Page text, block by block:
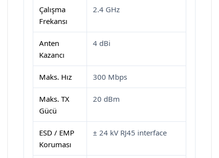
Çalışma
Frekansı
2.4 GHz
Anten
Kazancı
4 dBi
Maks. Hız 300 Mbps
Maks. TX
Gücü
20 dBm
ESD / EMP
Koruması
± 24 kV RJ45 interface